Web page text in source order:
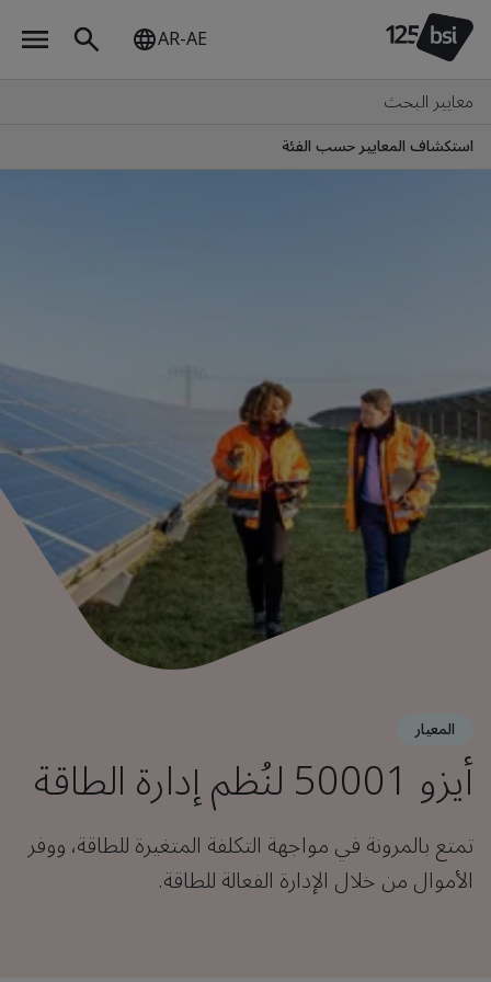
AR-AE
معايير البحث
استكشاف المعايير حسب الفئة
المعيار
أيزو 50001 لنُظم إدارة الطاقة
تمتع بالمرونة في مواجهة التكلفة المتغيرة للطاقة، ووفر
الأموال من خلال الإدارة الفعالة للطاقة.